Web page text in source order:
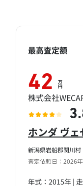
新潟県岩船郡関川村
査定依頼日：2026
ホンダ ヴ
年式：2015年 |
最高査定額
42 万
円
株式会社